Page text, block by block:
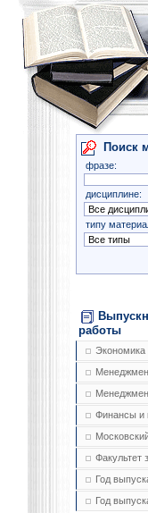
Поиск
фразе:
дисциплине:
типу
работы
Экономика
Финансы и
Факультет
Год
Год